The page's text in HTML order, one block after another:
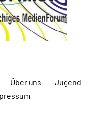
Über uns
Jugend